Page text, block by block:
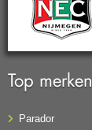
Top merken
Parador